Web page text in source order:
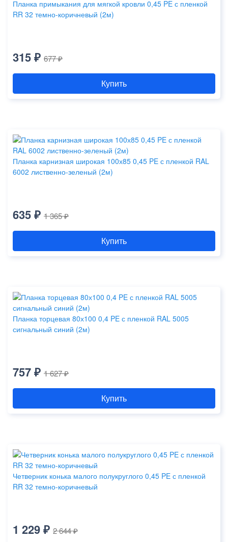
Планка примыкания для мягкой кровли 0,45 PE с пленкой
RR 32 темно-коричневый (2м)
315 ₽ 677 ₽
Купить
Планка карнизная широкая 100х85 0,45 PE с пленкой RAL
6002 лиственно-зеленый (2м)
635 ₽ 1 365 ₽
Купить
Планка торцевая 80х100 0,4 PE с пленкой RAL 5005
сигнальный синий (2м)
757 ₽ 1 627 ₽
Купить
Четверник конька малого полукруглого 0,45 PE с пленкой
RR 32 темно-коричневый
1 229 ₽ 2 644 ₽